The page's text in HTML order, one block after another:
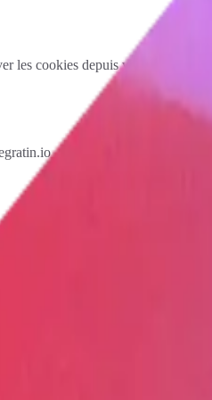
les cookies depuis votre
projets